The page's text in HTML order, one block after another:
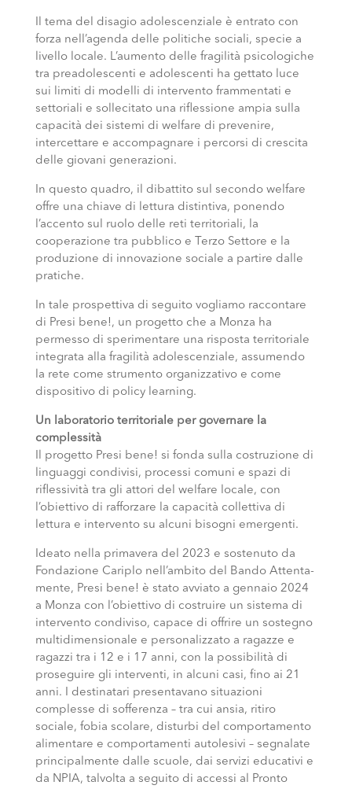
Il tema del disagio adolescenziale è entrato con
forza nell’agenda delle politiche sociali, specie a
livello locale. L’aumento delle fragilità psicologiche
tra preadolescenti e adolescenti ha gettato luce
sui limiti di modelli di intervento frammentati e
settoriali e sollecitato una riflessione ampia sulla
capacità dei sistemi di welfare di prevenire,
intercettare e accompagnare i percorsi di crescita
delle giovani generazioni.
In questo quadro, il dibattito sul secondo welfare
offre una chiave di lettura distintiva, ponendo
l’accento sul ruolo delle reti territoriali, la
cooperazione tra pubblico e Terzo Settore e la
produzione di innovazione sociale a partire dalle
pratiche.
In tale prospettiva di seguito vogliamo raccontare
di Presi bene!, un progetto che a Monza ha
permesso di sperimentare una risposta territoriale
integrata alla fragilità adolescenziale, assumendo
la rete come strumento organizzativo e come
dispositivo di policy learning.
Un laboratorio territoriale per governare la
complessità
Il progetto Presi bene! si fonda sulla costruzione di
linguaggi condivisi, processi comuni e spazi di
riflessività tra gli attori del welfare locale, con
l’obiettivo di rafforzare la capacità collettiva di
lettura e intervento su alcuni bisogni emergenti.
Ideato nella primavera del 2023 e sostenuto da
Fondazione Cariplo nell’ambito del Bando Attenta-
mente, Presi bene! è stato avviato a gennaio 2024
a Monza con l’obiettivo di costruire un sistema di
intervento condiviso, capace di offrire un sostegno
multidimensionale e personalizzato a ragazze e
ragazzi tra i 12 e i 17 anni, con la possibilità di
proseguire gli interventi, in alcuni casi, fino ai 21
anni. I destinatari presentavano situazioni
complesse di sofferenza – tra cui ansia, ritiro
sociale, fobia scolare, disturbi del comportamento
alimentare e comportamenti autolesivi – segnalate
principalmente dalle scuole, dai servizi educativi e
da NPIA, talvolta a seguito di accessi al Pronto